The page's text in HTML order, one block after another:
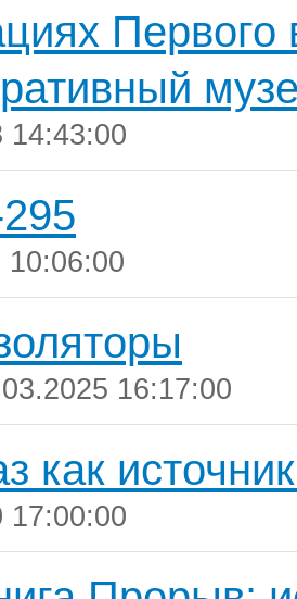
Первого
14:43:00
10:06:00
16:17:00
как
17:00:00